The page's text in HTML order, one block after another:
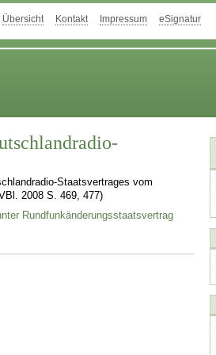
Übersicht Kontakt Impressum eSignatur
Staatsvertrages vom
2008 S. 469, 477)
Rundfunkänderungsstaatsvertrag